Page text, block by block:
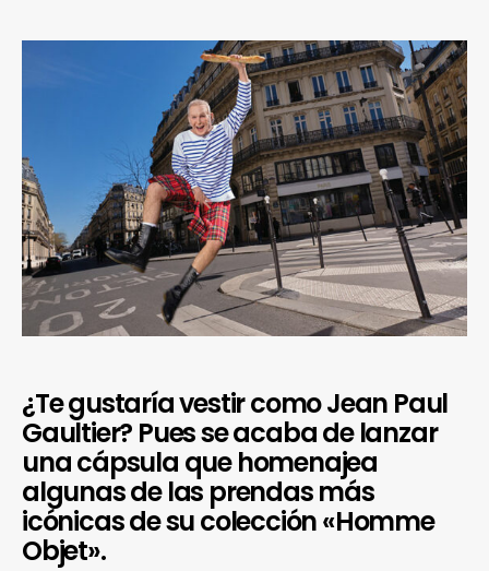
¿Te gustaría vestir como Jean Paul
Gaultier? Pues se acaba de lanzar
una cápsula que homenajea
algunas de las prendas más
icónicas de su colección «Homme
Objet».